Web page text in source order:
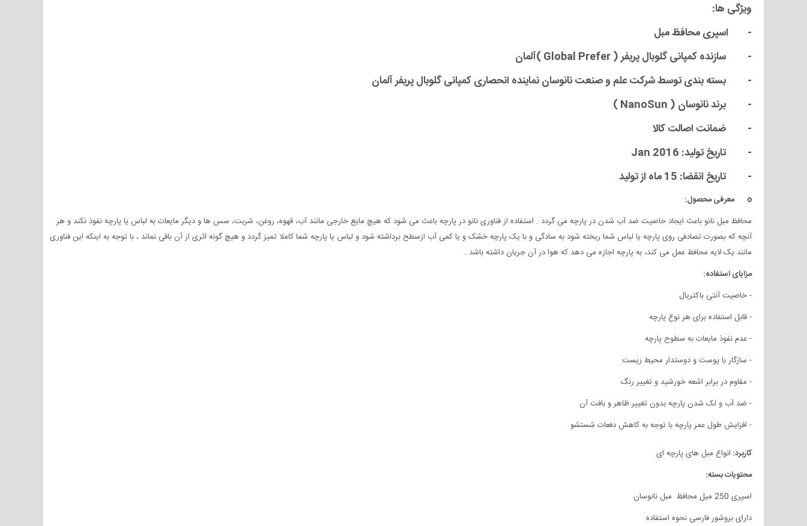
ویژگی ها:
- اسپری محافظ مبل
- سازنده کمپانی گلوبال پریفر ( Global Prefer )آلمان
- بسته بندی توسط شرکت علم و صنعت نانوسان نماینده انحصاری کمپانی گلوبال پریفر آلمان
- برند نانوسان ( NanoSun )
- ضمانت اصالت کالا
- تاریخ تولید: 2016 Jan
- تاریخ انقضا: 15 ماه از تولید
o معرفی محصول:
محافظ مبل نانو باعث ایجاد خاصیت ضد آب شدن در پارچه می گردد . استفاده از فناوری نانو در پارچه باعث می شود که هیچ مایع خارجی مانند آب، قهوه، روغن، شربت، سس ها و دیگر مایعات به لباس یا پارچه نفوذ نکند و هر
آنچه که بصورت تصادفی روی پارچه یا لباس شما ریخته شود به سادگی و با یک پارچه خشک و یا کمی آب ازسطح برداشته شود و لباس یا پارچه شما کاملا تمیز گردد و هیچ گونه اثری از آن باقی نماند ، با توجه به اینکه این فناوری
مانند یک لایه محافظ عمل می کند، به پارچه اجازه می دهد که هوا در آن جریان داشته باشد .
مزایای استفاده:
- خاصیت آنتی باکتریال
- قابل استفاده برای هر نوع پارچه
- عدم نفوذ مایعات به سطوح پارچه
- سازگار با پوست و دوستدار محیط زیست
- مقاوم در برابر اشعه خورشید و تغییر رنگ
- ضد آب و لک شدن پارچه بدون تغییر ظاهر و بافت آن
- افزایش طول عمر پارچه با توجه به کاهش دفعات شستشو
کاربرد: انواع مبل های پارچه ای
محتویات بسته:
اسپری 250 میل محافظ مبل نانوسان
دارای بروشور فارسی نحوه استفاده